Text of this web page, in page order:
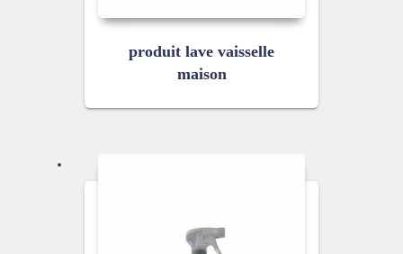
produit lave vaisselle
maison